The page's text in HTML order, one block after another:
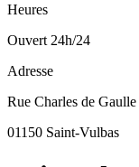
Heures
Ouvert 24h/24
Adresse
Rue Charles de Gaulle
01150 Saint-Vulbas